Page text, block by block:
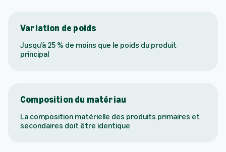
Variation de poids
Jusqu’à 25 % de moins que le poids du produit
principal
Composition du matériau
La composition matérielle des produits primaires et
secondaires doit être identique